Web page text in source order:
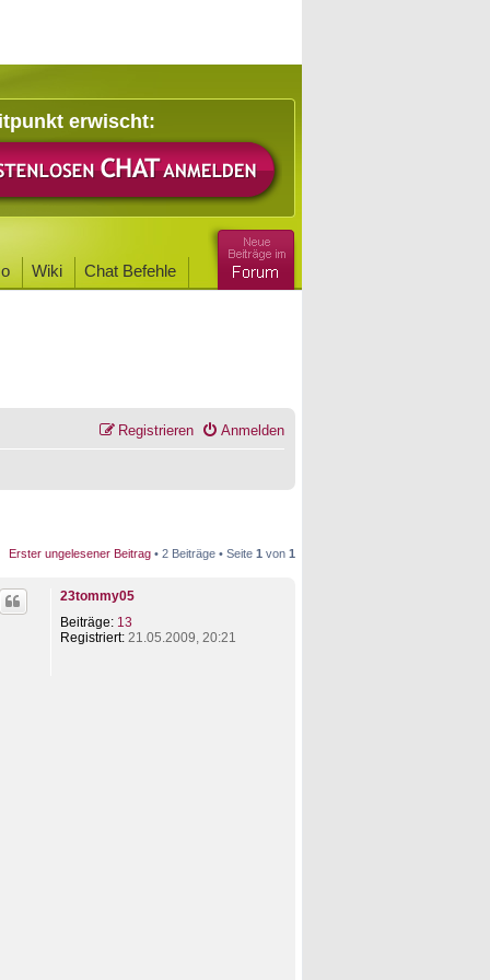
erwischt:
Wiki Chat Befehle
Anmelden
Registrieren
Erster ungelesener Beitrag • 2 Beiträge • Seite 1 von 1
23tommy05
Beiträge: 13
Registriert: 21.05.2009, 20:21